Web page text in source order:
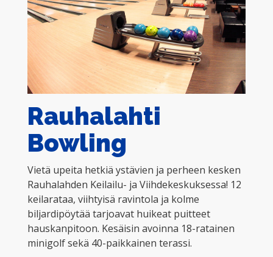
Rauhalahti
Bowling
Vietä upeita hetkiä ystävien ja perheen kesken
Rauhalahden Keilailu- ja Viihdekeskuksessa! 12
keilarataa, viihtyisä ravintola ja kolme
biljardipöytää tarjoavat huikeat puitteet
hauskanpitoon. Kesäisin avoinna 18-ratainen
minigolf sekä 40-paikkainen terassi.